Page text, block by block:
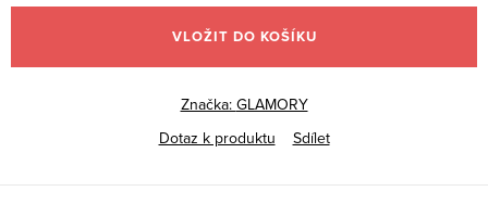
cena:
VLOŽIT DO KOŠÍKU
Značka: GLAMORY
Dotaz k produktu
Sdílet